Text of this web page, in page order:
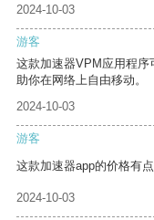
2024-10-03
游客
这款加速器VPM应用程
助你在网络上自由移动。
2024-10-03
游客
这款加速器app的价格有
2024-10-03